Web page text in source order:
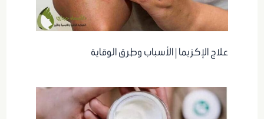
علاج الإكزيما | الأسباب وطرق الوقاية